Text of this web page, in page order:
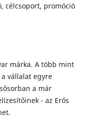
célcsoport, promóció
márka. A több mint
vállalat egyre
a már
- az Erős